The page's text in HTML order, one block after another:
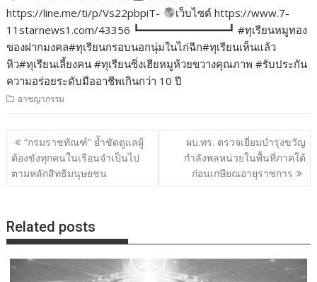
https://line.me/ti/p/Vs22pbpiT-
เว็บไซต์ https://www.7-
11starnews1.com/43356 ┗━━━━━━━━━━━━━━┛ #ทุเรียนหมูทอง
ของฝากมงคล#ทุเรียนกรอบนอกนุ่มในไก่ฉีก#ทุเรียนเห็นแล้ว
หิว#ทุเรียนเลี้ยงคน #ทุเรียนซิ่งเฮียหมูห้วยขวางคุณภาพ #รับประกัน
ความอร่อยระดับมืออาชีพเกินกว่า 10 ปี
อาชญากรรม
แนะแนว
เรื่อง
“กรมราชทัณฑ์” ย้ำชัดดูแลผู้
ต้องขังทุกคนในเรือนจำเป็นไป
ตามหลักสิทธิมนุษยชน
ผบ.ทร. ตรวจเยี่ยมบำรุงขวัญ
กำลังพลหน่วยในพื้นที่ภาคใต้
ก่อนเกษียณอายุราชการ
Related posts